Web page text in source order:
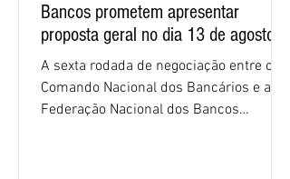
Bancos prometem apresentar
proposta geral no dia 13 de agosto
A sexta rodada de negociação entre o
Comando Nacional dos Bancários e a
Federação Nacional dos Bancos